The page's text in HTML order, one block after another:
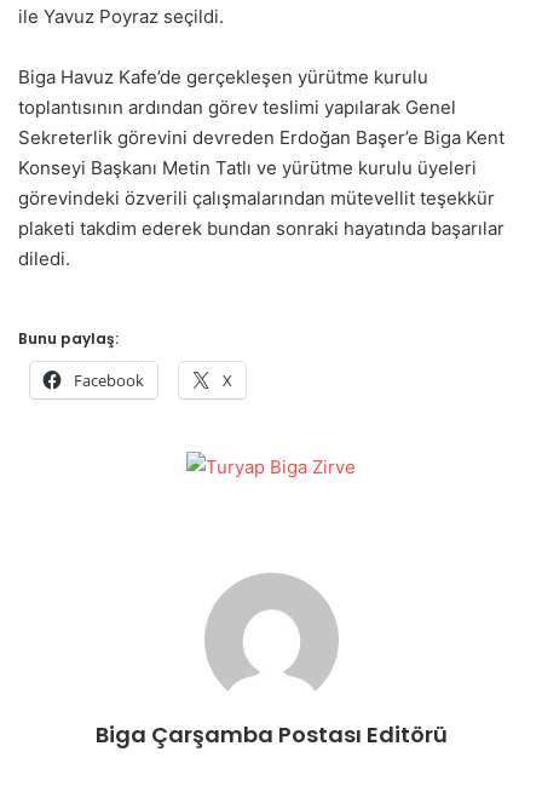
ile Yavuz Poyraz seçildi.
Biga Havuz Kafe’de gerçekleşen yürütme kurulu
toplantısının ardından görev teslimi yapılarak Genel
Sekreterlik görevini devreden Erdoğan Başer’e Biga Kent
Konseyi Başkanı Metin Tatlı ve yürütme kurulu üyeleri
görevindeki özverili çalışmalarından mütevellit teşekkür
plaketi takdim ederek bundan sonraki hayatında başarılar
diledi.
Bunu paylaş:
Facebook X
Biga Çarşamba Postası Editörü